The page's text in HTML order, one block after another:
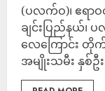
(ပလက်ဝ)၊ ဧရ
ချင်းပြည်နယ်
လေကြောင်း
အမျိုးသမီး နှစ်ဦး